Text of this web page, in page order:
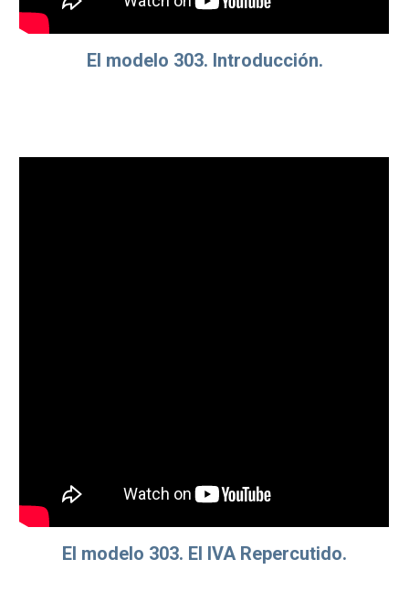
El modelo 303. Introducción.
El modelo 303. El IVA Repercutido.